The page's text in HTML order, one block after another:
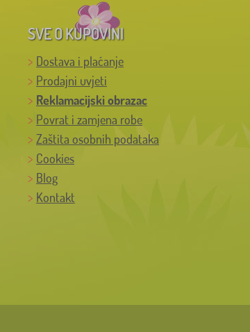
SVE O KUPOVINI
Dostava i plaćanje
Prodajni uvjeti
Reklamacijski obrazac
Povrat i zamjena robe
Zaštita osobnih podataka
Cookies
Blog
Kontakt